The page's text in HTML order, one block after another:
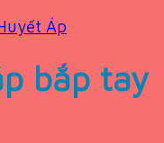
Áp
bắp tay